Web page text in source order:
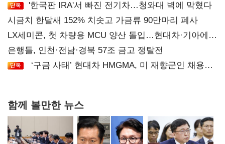
'한국판 IRA'서 빠진 전기차…청와대 벽에 막혔다
시금치 한달새 152% 치솟고 가금류 90만마리 폐사
LX세미콘, 첫 차량용 MCU 양산 돌입…현대차·기아에
공급
은행들, 인천·전남·경북 57조 금고 쟁탈전
‘구금 사태’ 현대차 HMGMA, 미 재향군인 채용
함께 볼만한 뉴스